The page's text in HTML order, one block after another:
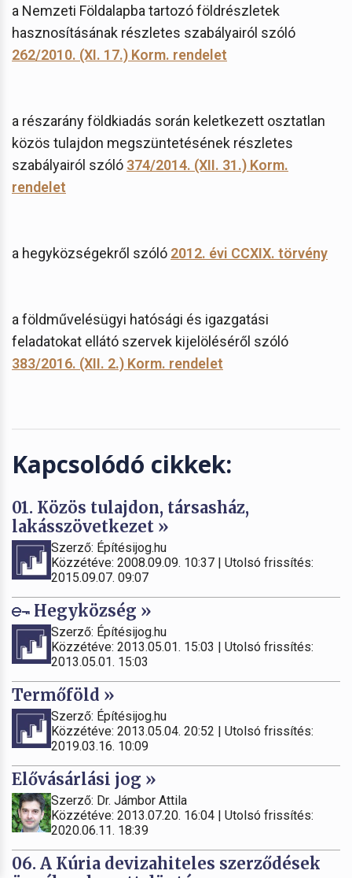
a Nemzeti Földalapba tartozó földrészletek
hasznosításának részletes szabályairól szóló
262/2010. (XI. 17.) Korm. rendelet
a részarány földkiadás során keletkezett osztatlan
közös tulajdon megszüntetésének részletes
szabályairól szóló 374/2014. (XII. 31.) Korm.
rendelet
a hegyközségekről szóló 2012. évi CCXIX. törvény
a földművelésügyi hatósági és igazgatási
feladatokat ellátó szervek kijelöléséről szóló
383/2016. (XII. 2.) Korm. rendelet
Kapcsolódó cikkek:
01. Közös tulajdon, társasház,
lakásszövetkezet »
Szerző: Építésijog.hu
Közzétéve: 2008.09.09. 10:37 | Utolsó frissítés:
2015.09.07. 09:07
Hegyközség »
Szerző: Építésijog.hu
Közzétéve: 2013.05.01. 15:03 | Utolsó frissítés:
2013.05.01. 15:03
Termőföld »
Szerző: Építésijog.hu
Közzétéve: 2013.05.04. 20:52 | Utolsó frissítés:
2019.03.16. 10:09
Elővásárlási jog »
Szerző: Dr. Jámbor Attila
Közzétéve: 2013.07.20. 16:04 | Utolsó frissítés:
2020.06.11. 18:39
06. A Kúria devizahiteles szerződések